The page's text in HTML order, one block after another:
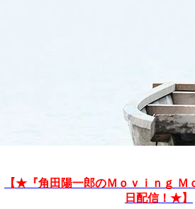
【★『角田陽一郎のＭｏｖｉｎｇ Ｍ
日配信！★】